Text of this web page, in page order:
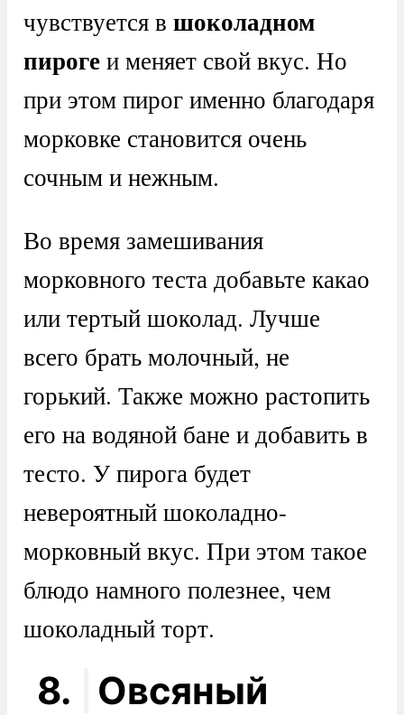
чувствуется в шоколадном
пирогеи меняет свой вкус. Но
при этом пирог именно благодаря
морковке становится очень
сочным и нежным.
Во время замешивания
морковного теста добавьте какао
или тертый шоколад. Лучше
всего брать молочный, не
горький. Также можно растопить
его на водяной бане и добавить в
тесто. У пирога будет
невероятный шоколадно-
морковный вкус. При этом такое
блюдо намного полезнее, чем
шоколадный торт.
8. Овсяный